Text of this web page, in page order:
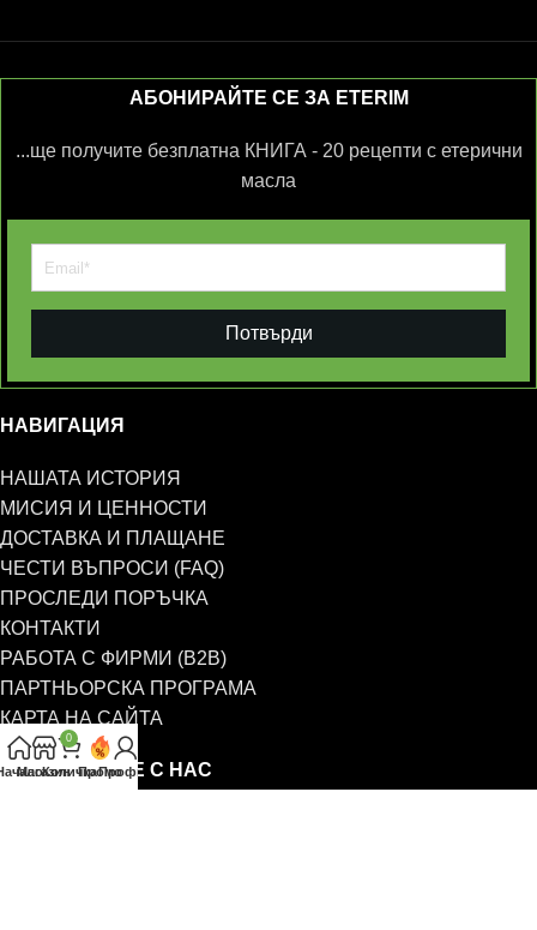
АБОНИРАЙТЕ СЕ ЗА ETERIM
...ще получите безплатна КНИГА - 20 рецепти с етерични
масла
Потвърди
НАВИГАЦИЯ
НАШАТА ИСТОРИЯ
МИСИЯ И ЦЕННОСТИ
ДОСТАВКА И ПЛАЩАНЕ
ЧЕСТИ ВЪПРОСИ (FAQ)
ПРОСЛЕДИ ПОРЪЧКА
КОНТАКТИ
РАБОТА С ФИРМИ (B2B)
ПАРТНЬОРСКА ПРОГРАМА
КАРТА НА САЙТА
СВЪРЖЕТЕ СЕ С НАС
Магазин
0
КоличкаПромоПрофил